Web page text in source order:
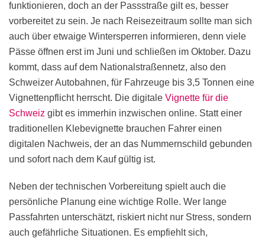
funktionieren, doch an der Passstraße gilt es, besser
vorbereitet zu sein. Je nach Reisezeitraum sollte man sich
auch über etwaige Wintersperren informieren, denn viele
Pässe öffnen erst im Juni und schließen im Oktober. Dazu
kommt, dass auf dem Nationalstraßennetz, also den
Schweizer Autobahnen, für Fahrzeuge bis 3,5 Tonnen eine
Vignettenpflicht herrscht. Die digitale Vignette für die
Schweiz gibt es immerhin inzwischen online. Statt einer
traditionellen Klebevignette brauchen Fahrer einen
digitalen Nachweis, der an das Nummernschild gebunden
und sofort nach dem Kauf gültig ist.
Neben der technischen Vorbereitung spielt auch die
persönliche Planung eine wichtige Rolle. Wer lange
Passfahrten unterschätzt, riskiert nicht nur Stress, sondern
auch gefährliche Situationen. Es empfiehlt sich,